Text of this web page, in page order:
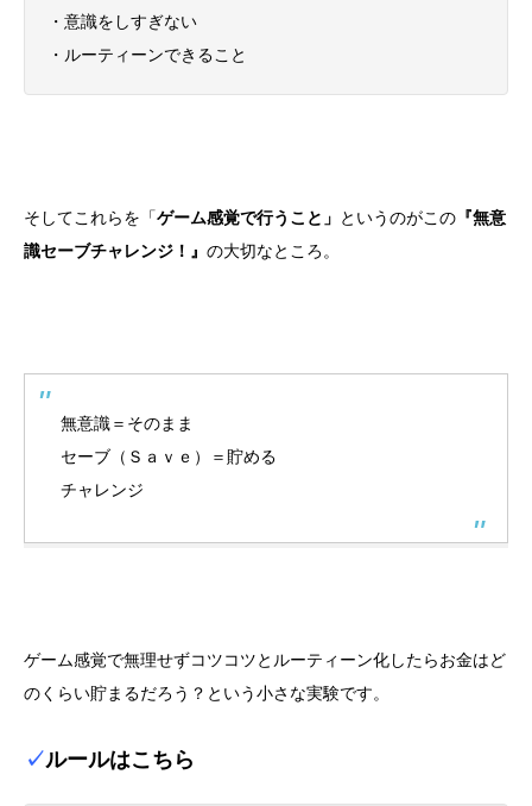
・意識をしすぎない
・ルーティーンできること
そしてこれらを「ゲーム感覚で行うこと」 というのがこの 『無意
識セーブチャレンジ！』 の大切なところ。
無意識＝そのまま
セーブ（Ｓａｖｅ）＝貯める
チャレンジ
ゲーム感覚で無理せずコツコツとルーティーン化したらお金はど
のくらい貯まるだろう？という小さな実験です。
✓ルールはこちら